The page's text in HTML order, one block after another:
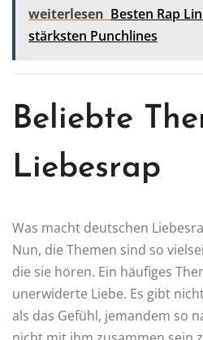
weiterlesen Besten Rap
stärksten Punchlines
Beliebte
Liebesrap
Was macht deutschen
Nun, die Themen sind so
die sie hören. Ein häufiges
unerwiderte Liebe. Es gibt
als das Gefühl, jemandem so